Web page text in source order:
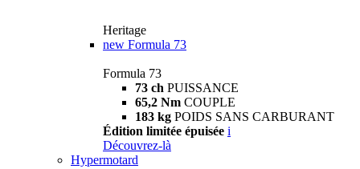
Heritage
new Formula 73
Formula 73
73 ch PUISSANCE
65,2 Nm COUPLE
183 kg POIDS SANS CARBURANT
Édition limitée épuisée i
Découvrez-là
Hypermotard